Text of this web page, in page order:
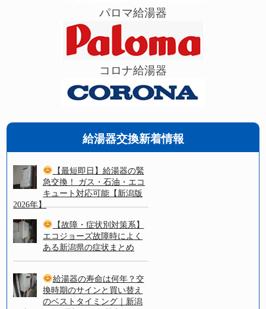
パロマ給湯器
コロナ給湯器
給湯器交換新着情報
【最短即日】給湯器の緊
急交換！ ガス・石油・エコ
キュート対応可能【新潟版
2026年】
【故障・症状別対策系】
エコジョーズ故障時によく
ある新潟県の症状まとめ
給湯器の寿命は何年？交
換時期のサインと買い替え
のベストタイミング｜新潟